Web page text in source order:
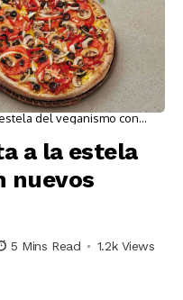
del veganismo con
a la estela
nuevos
5 Mins Read 1.2k Views